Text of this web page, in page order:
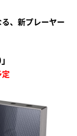
、新プレーヤー
定